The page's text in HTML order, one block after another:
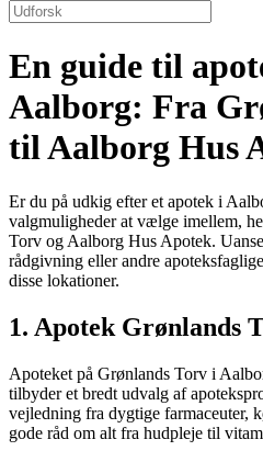
En guide til
Aalborg: Fra
til Aalborg Hus
Er du på udkig efter et apotek i
valgmuligheder at vælge imellem,
Torv og Aalborg Hus Apotek.
rådgivning eller andre
disse lokationer.
1. Apotek Grønlands
Apoteket på Grønlands Torv i
tilbyder et bredt udvalg af
vejledning fra dygtige farmaceuter,
gode råd om alt fra hudpleje til